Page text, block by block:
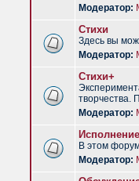
Модератор:
Стихи
Здесь вы
Модератор:
Стихи+
творчества.
Модератор:
Исполнение
В этом
Модератор: